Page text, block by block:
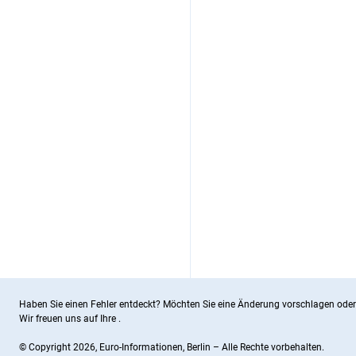
Haben Sie einen Fehler entdeckt? Möchten Sie eine Änderung vorschlagen
Wir freuen uns auf Ihre .
© Copyright 2026, Euro-Informationen, Berlin – Alle Rechte vorbehalten.